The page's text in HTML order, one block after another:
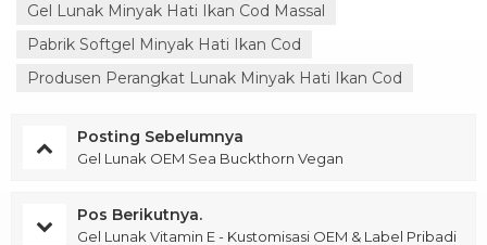
Gel Lunak Minyak Hati Ikan Cod Massal
Pabrik Softgel Minyak Hati Ikan Cod
Produsen Perangkat Lunak Minyak Hati Ikan Cod
Posting Sebelumnya
Gel Lunak OEM Sea Buckthorn Vegan
Pos Berikutnya.
Gel Lunak Vitamin E - Kustomisasi OEM & Label Pribadi